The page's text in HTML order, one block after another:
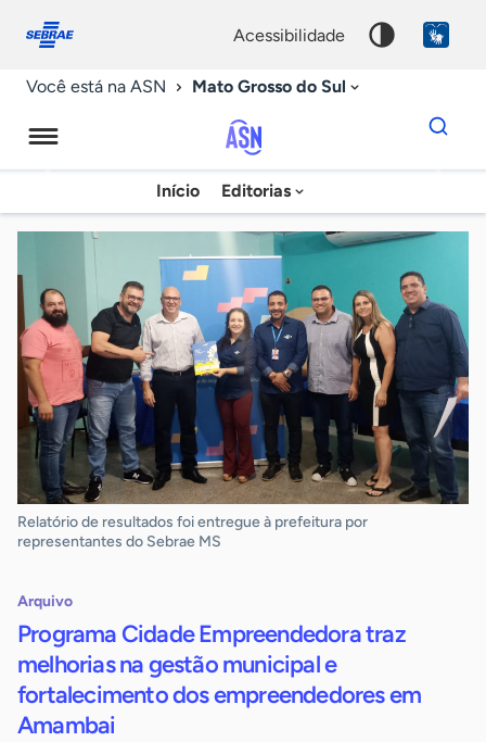
conosco
acessibilidade
Você está na ASN Mato Grosso do Sul
Agência
Sebrae
de
Notícias
Início Editorias
Dados
para
chave
Relatório de resultados foi entregue à prefeitura por
representantes do Sebrae MS
Arquivo
Programa Cidade Empreendedora traz
melhorias na gestão municipal e
fortalecimento dos empreendedores em
Amambai